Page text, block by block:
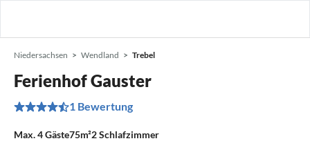
Niedersachsen Wendland Trebel
Ferienhof Gauster
1 Bewertung
Max.4Gäste75m²2Schlafzimmer